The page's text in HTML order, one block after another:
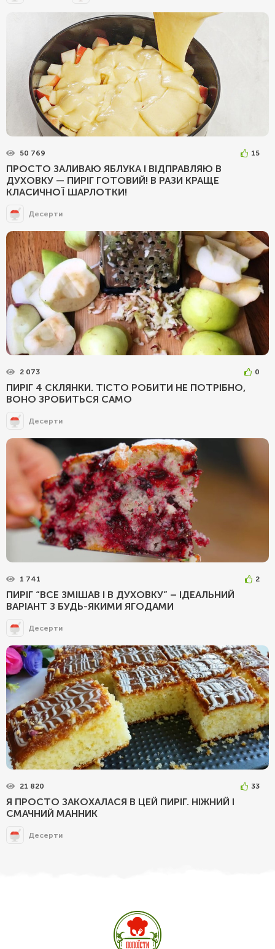
50 769 15
ПРОСТО ЗАЛИВАЮ ЯБЛУКА І ВІДПРАВЛЯЮ В
ДУХОВКУ — ПИРІГ ГОТОВИЙ! В РАЗИ КРАЩЕ
КЛАСИЧНОЇ ШАРЛОТКИ!
Десерти
2 073 0
ПИРІГ 4 СКЛЯНКИ. ТІСТО РОБИТИ НЕ ПОТРІБНО,
ВОНО ЗРОБИТЬСЯ САМО
Десерти
1 741 2
ПИРІГ “ВСЕ ЗМІШАВ І В ДУХОВКУ” – ІДЕАЛЬНИЙ
ВАРІАНТ З БУДЬ-ЯКИМИ ЯГОДАМИ
Десерти
21 820 33
Я ПРОСТО ЗАКОХАЛАСЯ В ЦЕЙ ПИРІГ. НІЖНИЙ І
СМАЧНИЙ МАННИК
Десерти